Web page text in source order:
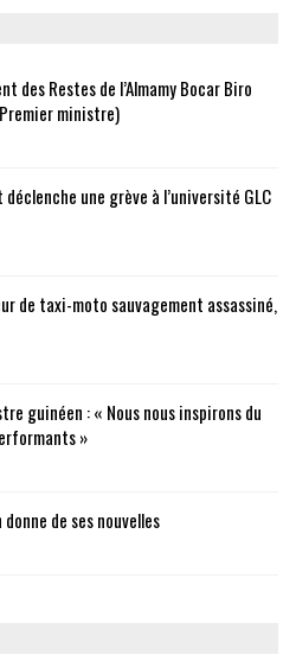
des Restes de l’Almamy Bocar Biro
ministre)
une grève à l’université GLC
de taxi-moto sauvagement assassiné,
guinéen : « Nous nous inspirons du
»
de ses nouvelles